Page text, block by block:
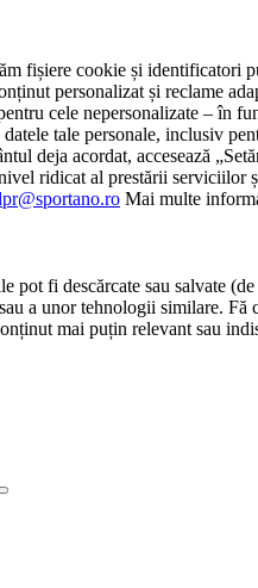
fișiere cookie și identificatori
personalizat și reclame
cele nepersonalizate – în
tale personale, inclusiv
deja acordat, accesează
ridicat al prestării
Mai multe
pot fi descărcate sau salvate
a unor tehnologii similare.
mai puțin relevant sau